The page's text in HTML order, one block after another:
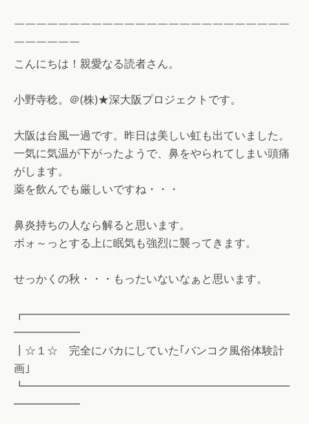
￣￣￣￣￣￣￣￣￣￣￣￣￣￣￣￣￣￣￣￣￣￣￣￣￣
￣￣￣￣￣￣
こんにちは！親愛なる読者さん。
小野寺稔。＠(株)★深大阪プロジェクトです。
大阪は台風一過です。昨日は美しい虹も出ていました。
一気に気温が下がったようで、鼻をやられてしまい頭痛
がします。
薬を飲んでも厳しいですね・・・
鼻炎持ちの人なら解ると思います。
ボォ～っとする上に眠気も強烈に襲ってきます。
せっかくの秋・・・もったいないなぁと思います。
┏━━━━━━━━━━━━━━━━━━━━━━━━
━━━━━━
┃☆１☆ 完全にバカにしていた｢バンコク風俗体験計
画｣
┗━━━━━━━━━━━━━━━━━━━━━━━━
━━━━━━